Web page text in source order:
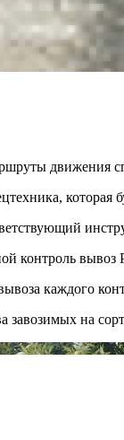
движения
контроль
каждого
завозимых на